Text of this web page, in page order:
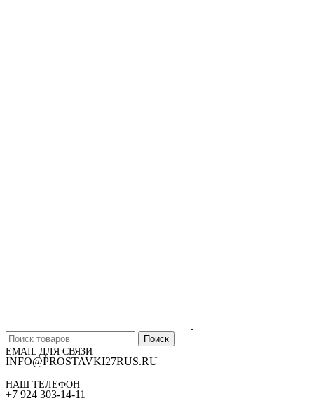
Поиск
EMAIL ДЛЯ СВЯЗИ
INFO@PROSTAVKI27RUS.RU
НАШ ТЕЛЕФОН
+7 924 303-14-11